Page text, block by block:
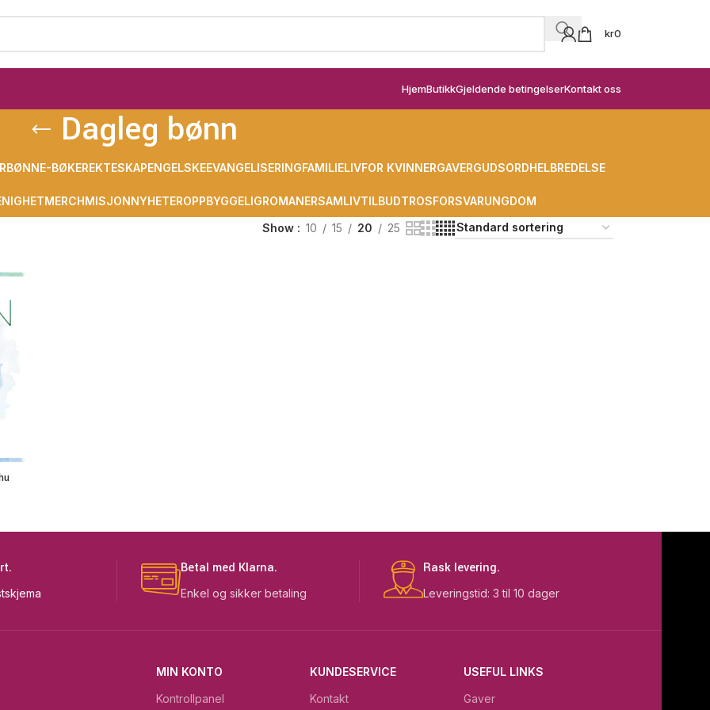
kr0
HjemButikkGjeldende betingelserKontakt oss
Dagleg bønn
BØNNE-BØKEREKTESKAPENGELSKEEVANGELISERINGFAMILIELIVFOR KVINNERGAVERGUDSORDHELBREDELSE
MERCHMISJONNYHETEROPPBYGGELIGROMANERSAMLIVTILBUDTROSFORSVARUNGDOM
Show 10 15 20 25
Betal med Klarna.
Enkel og sikker betaling
Rask levering.
Leveringstid: 3 til 10 dager
MIN KONTO
Kontrollpanel
KUNDESERVICE
Kontakt
USEFUL LINKS
Gaver